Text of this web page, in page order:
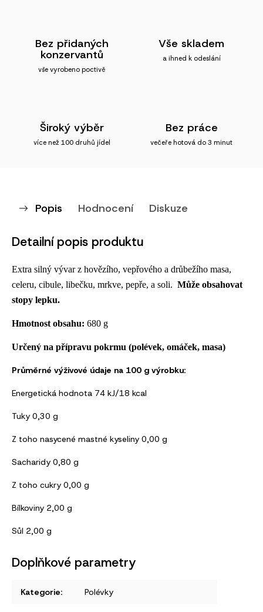
Bez přidaných
konzervantů
vše vyrobeno poctivě
Vše skladem
a ihned k odeslání
Široký výběr
více než 100 druhů jídel
Bez práce
večeře hotová do 3 minut
Popis Hodnocení Diskuze
Detailní popis produktu
Extra silný vývar z hovězího, vepřového a drůbežího masa,
celeru, cibule, libečku, mrkve, pepře, a soli. Může obsahovat
stopy lepku.
Hmotnost obsahu: 680 g
Určený na přípravu pokrmu (polévek, omáček, masa)
Průměrné výživové údaje na 100 g výrobku:
Energetická hodnota 74 kJ/18 kcal
Tuky 0,30 g
Z toho nasycené mastné kyseliny 0,00 g
Sacharidy 0,80 g
Z toho cukry 0,00 g
Bílkoviny 2,00 g
Sůl 2,00 g
Doplňkové parametry
Kategorie: Polévky